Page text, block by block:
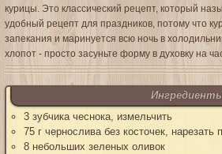
курицы. Это классический рецепт, который
удобный рецепт для праздников, потому что
запекания и маринуется всю ночь в
хлопот - просто засуньте форму в духовку на
3 зубчика чеснока, измельчить
75 г чернослива без косточек, нарезать
8 небольших зеленых оливок